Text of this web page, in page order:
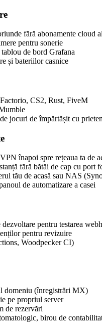
fără abonamente cloud
pentru sonerie
de bord Grafana
și bateriilor casnice
CS2, Rust, FiveM
jocuri de împărtășit cu
înapoi spre rețeaua ta de
fără bătăi de cap cu port
tău de acasă sau NAS
de automatizare a casei
pentru testarea
pentru revizuire
Woodpecker CI)
domeniu (înregistrări MX)
pe propriul server
de rezervări
birou de